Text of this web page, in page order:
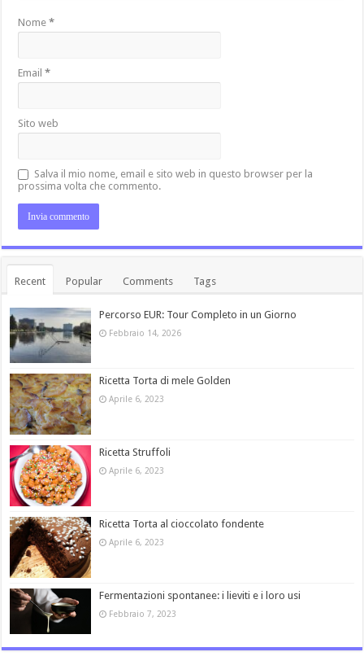
Nome*
Email*
Sito web
Salva il mio nome, email e sito web in questo browser per la
prossima volta che commento.
Recent Popular Comments Tags
Percorso EUR: Tour Completo in un Giorno
Febbraio 14, 2026
Ricetta Torta di mele Golden
Aprile 6, 2023
Ricetta Struffoli
Aprile 6, 2023
Ricetta Torta al cioccolato fondente
Aprile 6, 2023
Fermentazioni spontanee: i lieviti e i loro usi
Febbraio 7, 2023